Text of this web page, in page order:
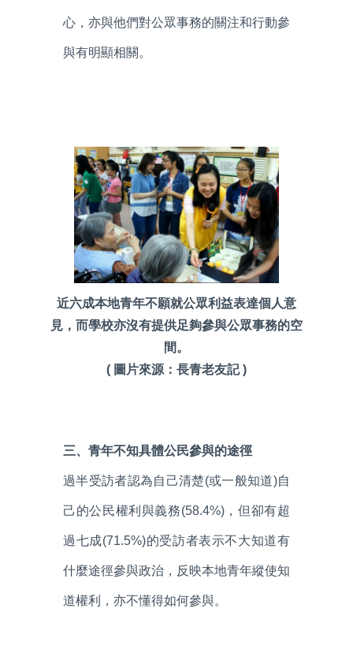
心，亦與他們對公眾事務的關注和行動參
與有明顯相關。
近六成本地青年不願就公眾利益表達個人意
見，而學校亦沒有提供足夠參與公眾事務的空
間。
( 圖片來源：長青老友記 )
三、青年不知具體公民參與的途徑
過半受訪者認為自己清楚(或一般知道)自
己的公民權利與義務(58.4%)，但卻有超
過七成(71.5%)的受訪者表示不大知道有
什麼途徑參與政治，反映本地青年縱使知
道權利，亦不懂得如何參與。